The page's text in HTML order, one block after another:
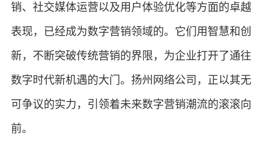
销、社交媒体运营以及用户体验优化等方面的卓越
表现，已经成为数字营销领域的。它们用智慧和创
新，不断突破传统营销的界限，为企业打开了通往
数字时代新机遇的大门。扬州网络公司，正以其无
可争议的实力，引领着未来数字营销潮流的滚滚向
前。